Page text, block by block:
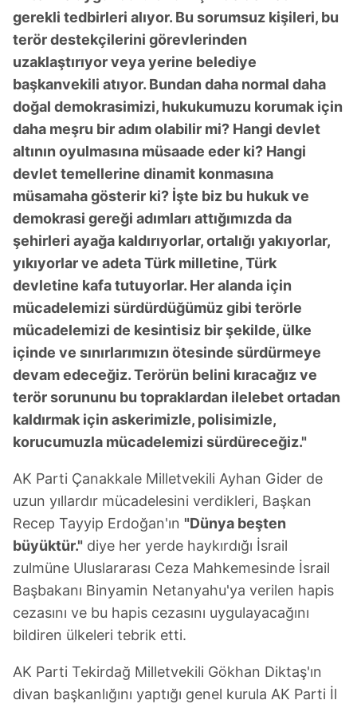
gerekli tedbirleri alıyor. Bu sorumsuz kişileri, bu
terör destekçilerini görevlerinden
uzaklaştırıyor veya yerine belediye
başkanvekili atıyor. Bundan daha normal daha
doğal demokrasimizi, hukukumuzu korumak için
daha meşru bir adım olabilir mi? Hangi devlet
altının oyulmasına müsaade eder ki? Hangi
devlet temellerine dinamit konmasına
müsamaha gösterir ki? İşte biz bu hukuk ve
demokrasi gereği adımları attığımızda da
şehirleri ayağa kaldırıyorlar, ortalığı yakıyorlar,
yıkıyorlar ve adeta Türk milletine, Türk
devletine kafa tutuyorlar. Her alanda için
mücadelemizi sürdürdüğümüz gibi terörle
mücadelemizi de kesintisiz bir şekilde, ülke
içinde ve sınırlarımızın ötesinde sürdürmeye
devam edeceğiz. Terörün belini kıracağız ve
terör sorununu bu topraklardan ilelebet ortadan
kaldırmak için askerimizle, polisimizle,
korucumuzla mücadelemizi sürdüreceğiz."
AK Parti Çanakkale Milletvekili Ayhan Gider de
uzun yıllardır mücadelesini verdikleri, Başkan
Recep Tayyip Erdoğan'ın "Dünya beşten
büyüktür." diye her yerde haykırdığı İsrail
zulmüne Uluslararası Ceza Mahkemesinde İsrail
Başbakanı Binyamin Netanyahu'ya verilen hapis
cezasını ve bu hapis cezasını uygulayacağını
bildiren ülkeleri tebrik etti.
AK Parti Tekirdağ Milletvekili Gökhan Diktaş'ın
divan başkanlığını yaptığı genel kurula AK Parti İl